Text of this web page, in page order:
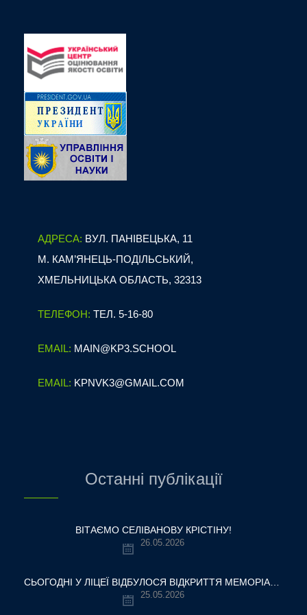
АДРЕСА: ВУЛ. ПАНІВЕЦЬКА, 11
М. КАМ’ЯНЕЦЬ-ПОДІЛЬСЬКИЙ,
ХМЕЛЬНИЦЬКА ОБЛАСТЬ, 32313
ТЕЛЕФОН: ТЕЛ. 5-16-80
EMAIL: MAIN@KP3.SCHOOL
EMAIL: KPNVK3@GMAIL.COM
Останні публікації
ВІТАЄМО СЕЛІВАНОВУ КРІСТІНУ!
26.05.2026
25.05.2026